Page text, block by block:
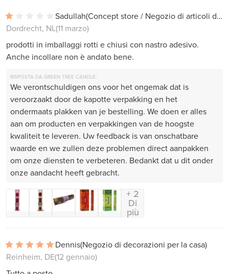
Sadullah
(Concept store / Negozio di articoli da regalo)
Dordrecht, NL(11 marzo)
prodotti in imballaggi rotti e chiusi con nastro adesivo.
Anche incollare non è andato bene.
RISPOSTA DA GREEN TREE CANDLE:
We verontschuldigen ons voor het ongemak dat is
veroorzaakt door de kapotte verpakking en het
ondermaats plakken van je bestelling. We doen er alles
aan om producten en verpakkingen van de hoogste
kwaliteit te leveren. Uw feedback is van onschatbare
waarde en we zullen deze problemen direct aanpakken
om onze diensten te verbeteren. Bedankt dat u dit onder
onze aandacht heeft gebracht.
+ 2
Di
più
Dennis(Negozio di decorazioni per la casa)
Reinheim, DE(12 gennaio)